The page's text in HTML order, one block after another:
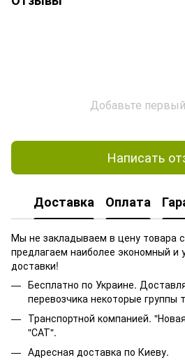
Добавьте
Написать
Доставка Оплата
Мы не закладываем в цену товара
предлагаем наиболее экономный и
доставки!
Бесплатно по Украине.
перевозчика некоторые группы
Транспортной компанией.
"САТ".
Адресная доставка по Киеву.